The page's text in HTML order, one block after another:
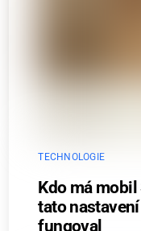
TECHNOLOGIE
Kdo má
tato
fungoval